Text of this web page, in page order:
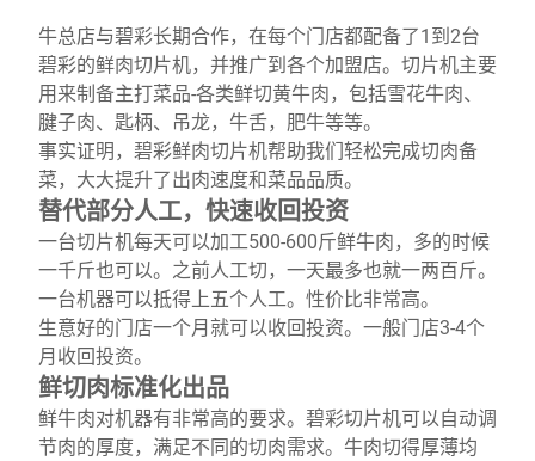
牛总店与碧彩长期合作，在每个门店都配备了1到2台
碧彩的鲜肉切片机，并推广到各个加盟店。切片机主要
用来制备主打菜品-各类鲜切黄牛肉，包括雪花牛肉、
腱子肉、匙柄、吊龙，牛舌，肥牛等等。
事实证明，碧彩鲜肉切片机帮助我们轻松完成切肉备
菜，大大提升了出肉速度和菜品品质。
替代部分人工，快速收回投资
一台切片机每天可以加工500-600斤鲜牛肉，多的时候
一千斤也可以。之前人工切，一天最多也就一两百斤。
一台机器可以抵得上五个人工。性价比非常高。
生意好的门店一个月就可以收回投资。一般门店3-4个
月收回投资。
鲜切肉标准化出品
鲜牛肉对机器有非常高的要求。碧彩切片机可以自动调
节肉的厚度，满足不同的切肉需求。牛肉切得厚薄均